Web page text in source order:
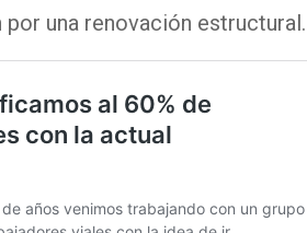
una renovación estructural.